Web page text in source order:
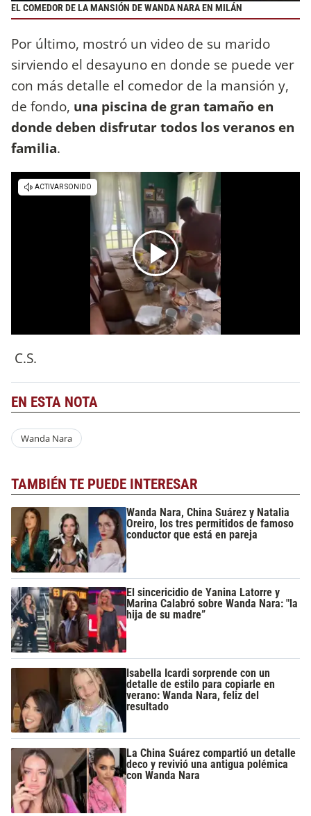
EL COMEDOR DE LA MANSIÓN DE WANDA NARA EN MILÁN
Por último, mostró un video de su marido
sirviendo el desayuno en donde se puede ver
con más detalle el comedor de la mansión y,
de fondo, una piscina de gran tamaño en
donde deben disfrutar todos los veranos en
familia.
C.S.
EN ESTA NOTA
Wanda Nara
TAMBIÉN TE PUEDE INTERESAR
Wanda Nara, China Suárez y Natalia
Oreiro, los tres permitidos de famoso
conductor que está en pareja
El sincericidio de Yanina Latorre y
Marina Calabró sobre Wanda Nara: "la
hija de su madre”
Isabella Icardi sorprende con un
detalle de estilo para copiarle en
verano: Wanda Nara, feliz del
resultado
La China Suárez compartió un detalle
deco y revivió una antigua polémica
con Wanda Nara